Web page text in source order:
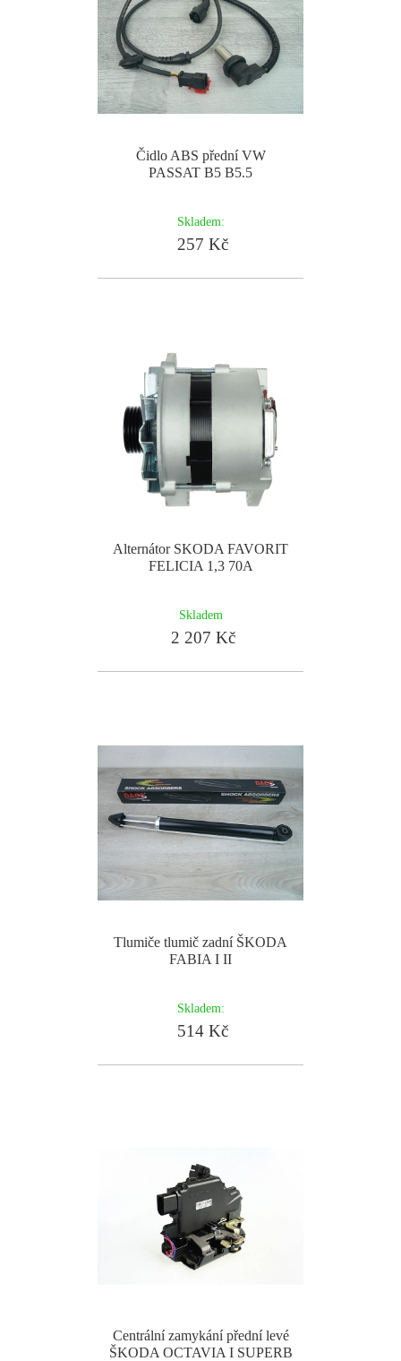
Čidlo ABS přední VW
PASSAT B5 B5.5
Skladem:
257 Kč
Alternátor SKODA FAVORIT
FELICIA 1,3 70A
Skladem
2 207 Kč
Tlumiče tlumič zadní ŠKODA
FABIA I II
Skladem:
514 Kč
Centrální zamykání přední levé
ŠKODA OCTAVIA I SUPERB